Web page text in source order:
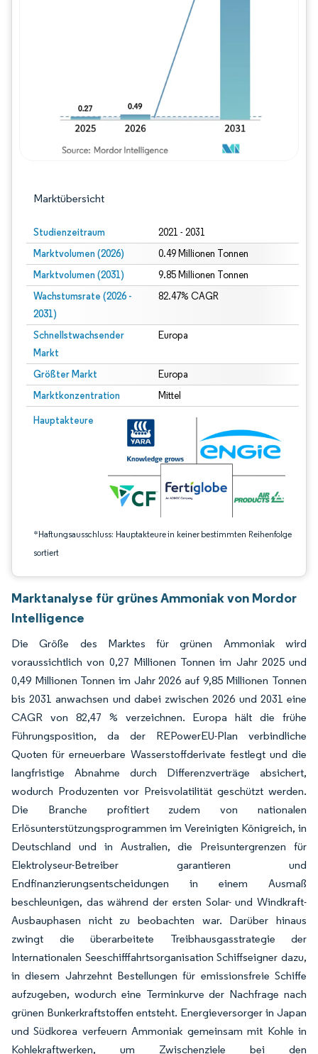
Marktübersicht
Studienzeitraum 2021 - 2031
Marktvolumen (2026) 0.49 Millionen Tonnen
Marktvolumen (2031) 9.85 Millionen Tonnen
Wachstumsrate (2026 -
2031)
82.47% CAGR
Schnellstwachsender
Markt
Europa
Größter Markt Europa
Marktkonzentration Mittel
Hauptakteure
*Haftungsausschluss: Hauptakteure in keiner bestimmten Reihenfolge
sortiert
Bild © Mordor Intelligence. Wiederverwendung erfordert Namensnennung
Bild © Mordor Intelligence.
Marktanalyse für grünes Ammoniak von Mordor
Intelligence
Die Größe des Marktes für grünen Ammoniak wird
voraussichtlich von 0,27 Millionen Tonnen im Jahr 2025 und
0,49 Millionen Tonnen im Jahr 2026 auf 9,85 Millionen Tonnen
bis 2031 anwachsen und dabei zwischen 2026 und 2031 eine
CAGR von 82,47 % verzeichnen. Europa hält die frühe
Führungsposition, da der REPowerEU-Plan verbindliche
Quoten für erneuerbare Wasserstoffderivate festlegt und die
langfristige Abnahme durch Differenzverträge absichert,
wodurch Produzenten vor Preisvolatilität geschützt werden.
Die Branche profitiert zudem von nationalen
Erlösunterstützungsprogrammen im Vereinigten Königreich, in
Deutschland und in Australien, die Preisuntergrenzen für
Elektrolyseur-Betreiber garantieren und
Endfinanzierungsentscheidungen in einem Ausmaß
beschleunigen, das während der ersten Solar- und Windkraft-
Ausbauphasen nicht zu beobachten war. Darüber hinaus
zwingt die überarbeitete Treibhausgasstrategie der
Internationalen Seeschifffahrtsorganisation Schiffseigner dazu,
in diesem Jahrzehnt Bestellungen für emissionsfreie Schiffe
aufzugeben, wodurch eine Terminkurve der Nachfrage nach
grünen Bunkerkraftstoffen entsteht. Energieversorger in Japan
und Südkorea verfeuern Ammoniak gemeinsam mit Kohle in
Kohlekraftwerken, um Zwischenziele bei den